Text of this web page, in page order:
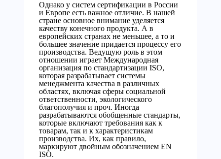
Однако у систем сертификации в России
и Европе есть важное отличие. В нашей
стране основное внимание уделяется
качеству конечного продукта. А в
европейских странах не меньшее, а то и
большее значение придается процессу его
производства. Ведущую роль в этом
отношении играет Международная
организация по стандартизации ISO,
которая разрабатывает системы
менеджмента качества в различных
областях, включая сферы социальной
ответственности, экологического
благополучия и проч. Иногда
разрабатываются обобщенные стандарты,
которые включают требования как к
товарам, так и к характеристикам
производства. Их, как правило,
маркируют двойным обозначением EN
ISO.